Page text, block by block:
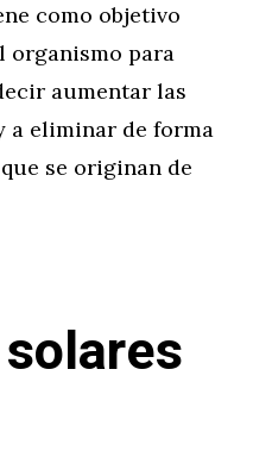
como objetivo
para
aumentar las
a eliminar de forma
se originan de